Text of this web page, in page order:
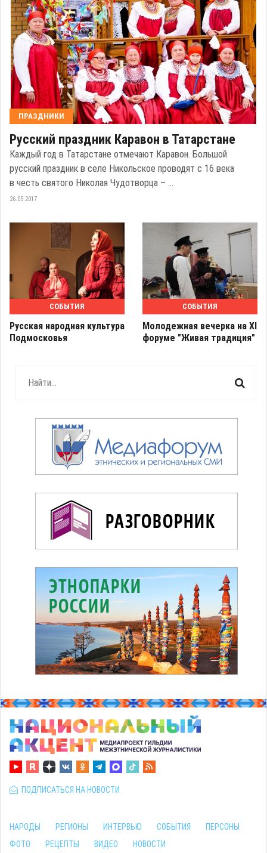
ПРАЗДНИКИ
Русский праздник Каравон в Татарстане
Каждый год в Татарстане отмечают Каравон. Большой
русский праздник в селе Никольское проводят с 16 века
в честь святого Николая Чудотворца – ...
26.05.2017
СОБЫТИЯ
Русская народная культура
Подмосковья
СОБЫТИЯ
Молодежная вечерка на XI
форуме "Живая традиция"
ПОДПИСАТЬСЯ НА НОВОСТИ
НАРОДЫ РЕГИОНЫ ИНТЕРВЬЮ СОБЫТИЯ
ПЕРСОНЫ
ФОТО
РЕЦЕПТЫ ВИДЕО НОВОСТИ